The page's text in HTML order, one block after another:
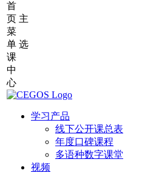
首
页 主
菜
单 选
课
中
心
学习产品
线下公开课总表
年度口碑课程
多语种数字课堂
视频